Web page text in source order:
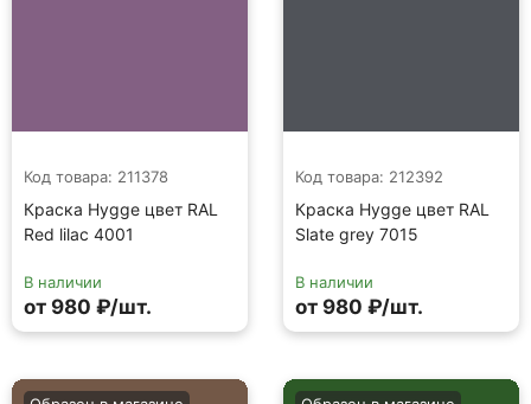
Код товара: 211378
Краска Hygge цвет RAL
Red lilac 4001
В наличии
от 980 ₽/шт.
Код товара: 212392
Краска Hygge цвет RAL
Slate grey 7015
В наличии
от 980 ₽/шт.